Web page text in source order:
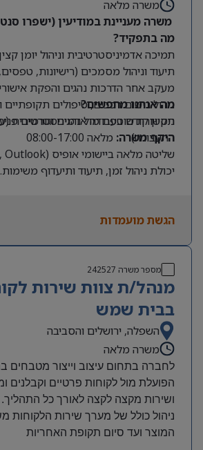
משרה מלאה
משרה מעניינת במודיעין (ישפרו
מה בתפקיד?
תמיכה אדמיניסטרטיבית וניהול יומן
תיעוד וניהול מסמכים (רישיונות,
מעקב אחר הדרכות נהגים והפקת
ניהול רישום רכבים, טיפולים תקופתיים
תקשורת שוטפת מול נהגים וגורמים
היקף משרה: מלאה 08:00-17:00
מה אנחנו מחפשים?
ניסיון קודם בעבודה אדמיניסטרטיבית
התעבורה).
שליטה מלאה ביישומי אופיס (Word, Excel, Outlook).
יכולת ניהול זמן, תיעוד ותיעדוף משימות.
הגשת מועמדות
מספר משרה 242527
מנהל/ת צוות שירות
בבית שמש
השפלה, ירושלים והסביבה
משרה מלאה
לחברה בתחום עיצוב וייצור מטבחים
הפועלת מול לקוחות פרטיים וקבלנים
ושירות מקצה לקצה לאורך כל התהליך.
ניהול כולל של מערך שירות
המוצר ועד סיום תקופת האחריות